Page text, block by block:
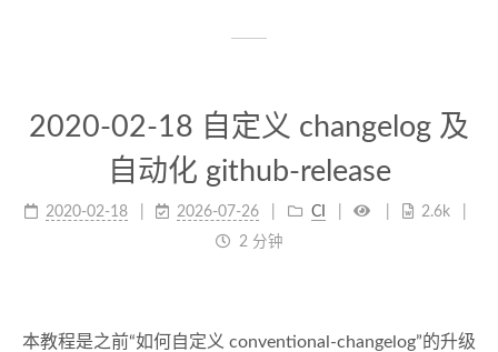
2020-02-18 自定义 changelog 及
自动化 github-release
2020-02-18 2026-07-26 CI
2.6k
2 分钟
本教程是之前“如何自定义 conventional-changelog”的升级